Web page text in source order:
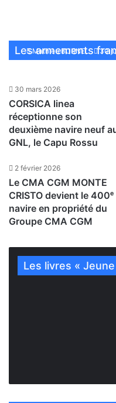
Les armements
phares
Mathieu BURNEL 30
30 mars 2026
CORSICA linea
réceptionne son
deuxième navire neuf
GNL, le Capu Rossu
2 février 2026
Le CMA CGM MONTE
CRISTO devient le 400ᵉ
navire en propriété du
Groupe CMA CGM
Les livres «